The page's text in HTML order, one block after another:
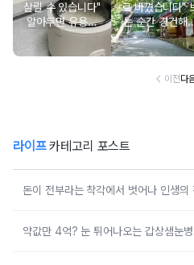
살릴 수 있습니다"
알아두면 유용한
물 많은 진 밥 살
리는 방법
로 바꼈습니다"
는 순간 경건해
고 마음이 편안
지는 사찰 여행
이전다
라이프카테고리 포스트
돈이 전부라는 착각에서 벗어나 인생의
약값만 4억? 눈 튀어나오는 갑상샘눈